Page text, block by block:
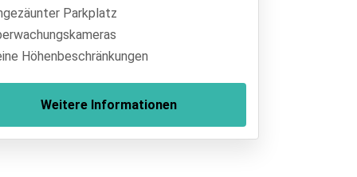
Parkplatz
Höhenbeschränkungen
Weitere Informationen